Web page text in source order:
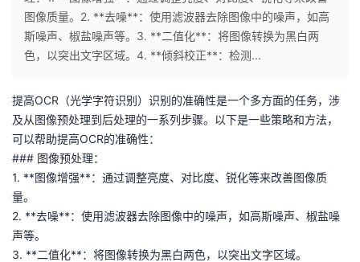
人
页
我
开
发
者
我
图像质量。2. **去噪**：使用滤波器去除图像中的噪声，如高
斯噪声、椒盐噪声等。3. **二值化**：将图像转换为黑白两
色，以突出文字区域。4. **倾斜校正**：检测...
提高OCR（光学字符识别）识别的准确性是一个多方面的任务，涉
及从图像预处理到后处理的一系列步骤。以下是一些策略和方法，
可以帮助提高OCR的准确性：
### 图像预处理：
1. **图像增强**：通过调整亮度、对比度、锐化等来改善图像质
量。
2. **去噪**：使用滤波器去除图像中的噪声，如高斯噪声、椒盐噪
声等。
3. **二值化**：将图像转换为黑白两色，以突出文字区域。